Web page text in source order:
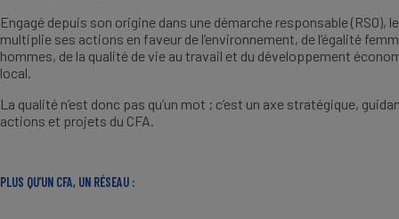
Engagé depuis son origine dans une démarche responsable (RSO),
multiplie ses actions en faveur de l’environnement, de l’égalité
hommes, de la qualité de vie au travail et du développement
local.
La qualité n’est donc pas qu’un mot ; c’est un axe stratégique,
actions et projets du CFA.
PLUS QU’UN CFA, UN RÉSEAU :